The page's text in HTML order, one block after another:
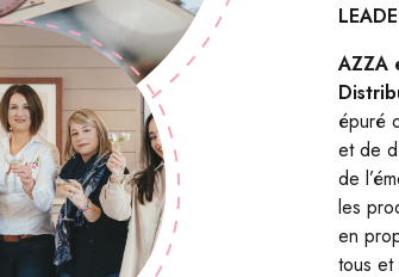
AZZA
épuré
et de
de
les
en
tous et